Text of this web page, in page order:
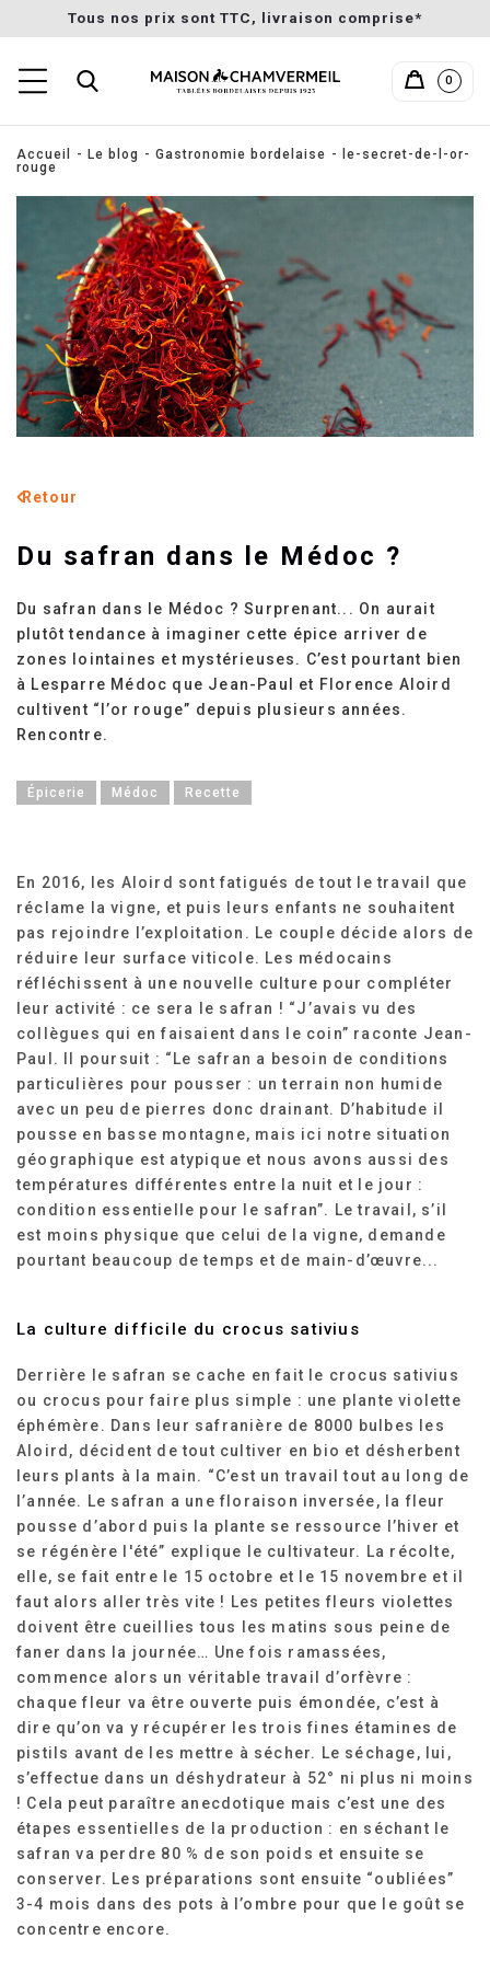
Tous nos prix sont TTC, livraison comprise*
0
Accueil Le blog Gastronomie bordelaise
le-secret-de-l-or-
rouge
Retour
Du safran dans le Médoc ?
Du safran dans le Médoc ? Surprenant... On aurait
plutôt tendance à imaginer cette épice arriver de
zones lointaines et mystérieuses. C’est pourtant bien
à Lesparre Médoc que Jean-Paul et Florence Aloird
cultivent “l’or rouge” depuis plusieurs années.
Rencontre.
Épicerie Médoc Recette
En 2016, les Aloird sont fatigués de tout le travail que
réclame la vigne, et puis leurs enfants ne souhaitent
pas rejoindre l’exploitation. Le couple décide alors de
réduire leur surface viticole. Les médocains
réfléchissent à une nouvelle culture pour compléter
leur activité : ce sera le safran ! “J’avais vu des
collègues qui en faisaient dans le coin” raconte Jean-
Paul. Il poursuit : “Le safran a besoin de conditions
particulières pour pousser : un terrain non humide
avec un peu de pierres donc drainant. D’habitude il
pousse en basse montagne, mais ici notre situation
géographique est atypique et nous avons aussi des
températures différentes entre la nuit et le jour :
condition essentielle pour le safran”. Le travail, s’il
est moins physique que celui de la vigne, demande
pourtant beaucoup de temps et de main-d’œuvre...
La culture difficile du crocus sativius
Derrière le safran se cache en fait le crocus sativius
ou crocus pour faire plus simple : une plante violette
éphémère. Dans leur safranière de 8000 bulbes les
Aloird, décident de tout cultiver en bio et désherbent
leurs plants à la main. “C’est un travail tout au long de
l’année. Le safran a une floraison inversée, la fleur
pousse d’abord puis la plante se ressource l’hiver et
se régénère l'été” explique le cultivateur. La récolte,
elle, se fait entre le 15 octobre et le 15 novembre et il
faut alors aller très vite ! Les petites fleurs violettes
doivent être cueillies tous les matins sous peine de
faner dans la journée… Une fois ramassées,
commence alors un véritable travail d’orfèvre :
chaque fleur va être ouverte puis émondée, c’est à
dire qu’on va y récupérer les trois fines étamines de
pistils avant de les mettre à sécher. Le séchage, lui,
s’effectue dans un déshydrateur à 52° ni plus ni moins
! Cela peut paraître anecdotique mais c’est une des
étapes essentielles de la production : en séchant le
safran va perdre 80 % de son poids et ensuite se
conserver. Les préparations sont ensuite “oubliées”
3-4 mois dans des pots à l’ombre pour que le goût se
concentre encore.